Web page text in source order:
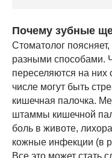
Почему зубные
Стоматолог
разными способами.
переселяются на них
числе могут быть
кишечная палочка.
штаммы кишечной
боль в животе,
кожные инфекции (в
Все это может стать